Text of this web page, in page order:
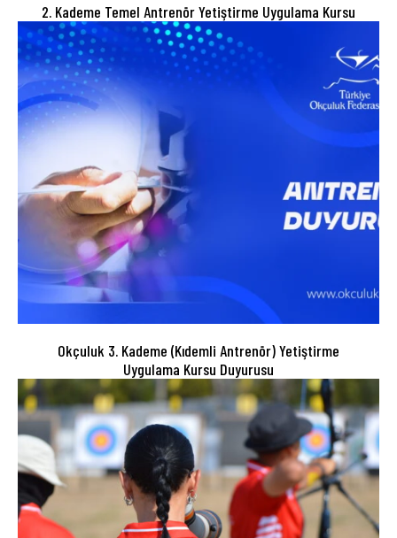
2. Kademe Temel Antrenör Yetiştirme Uygulama Kursu
Okçuluk 3. Kademe (Kıdemli Antrenör) Yetiştirme
Uygulama Kursu Duyurusu